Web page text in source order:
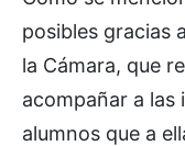
posibles gracias
la Cámara, que
acompañar a las
alumnos que a